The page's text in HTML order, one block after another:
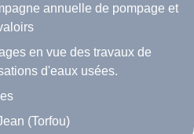
annuelle de pompage et
en vue des travaux de
d'eaux usées.
(Torfou)